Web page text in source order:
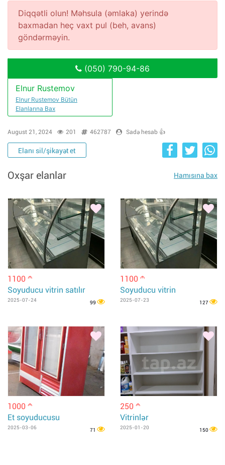
Diqqətli olun! Məhsula (əmlaka) yerində
baxmadan heç vaxt pul (beh, avans)
göndərməyin.
(050) 790-94-86
Elnur Rustemov
Elnur Rustemov Bütün
Elanlarına Bax
August 21, 2024 201 462787 Sadə hesab 👍
Elanı sil/şikayət et
Oxşar elanlar Hamısına bax
1100 m
Soyuducu vitrin satılır
2025-07-24 99
1100 m
Soyuducu vitrin
2025-07-23 127
1000 m
Et soyuducusu
2025-03-06 71
250 m
Vitrinlər
2025-01-20 150